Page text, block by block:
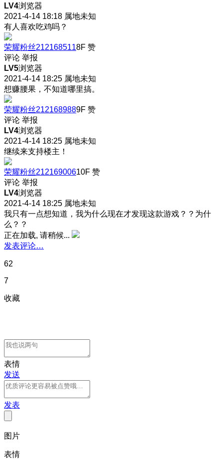
LV4浏览器
2021-4-14 18:18 属地未知
有人喜欢吃鸡吗？
荣耀粉丝2121685118F 赞
评论 举报
LV5浏览器
2021-4-14 18:25 属地未知
想赚腰果，不知道哪里搞。
荣耀粉丝2121689889F 赞
评论 举报
LV4浏览器
2021-4-14 18:25 属地未知
继续来支持楼主！
荣耀粉丝21216900610F 赞
评论 举报
LV4浏览器
2021-4-14 18:25 属地未知
我只有一点想知道，我为什么现在才发现这款游戏？？为什
么？？
正在加载, 请稍候...
发表评论…
62
7
收藏
表情
发送
发表
图片
表情